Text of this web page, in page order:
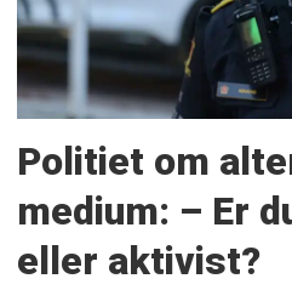
Politiet om
medium: – Er
eller aktivist?